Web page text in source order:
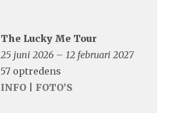
The Lucky Me Tour
25 juni 2026 – 12 februari 2027
57 optredens
INFO
FOTO’S